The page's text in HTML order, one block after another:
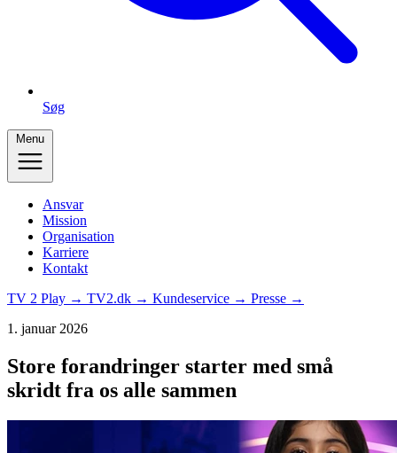
Søg
Menu
Ansvar
Mission
Organisation
Karriere
Kontakt
TV 2 Play → TV2.dk → Kundeservice → Presse →
1. januar 2026
Store forandringer starter med små
skridt fra os alle sammen